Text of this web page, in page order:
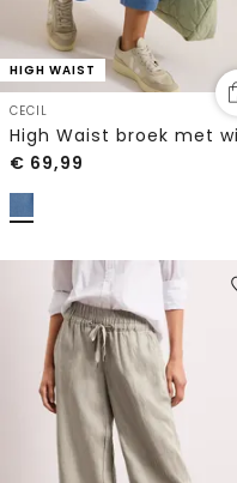
HIGH WAIST
CECIL
€ 69,99